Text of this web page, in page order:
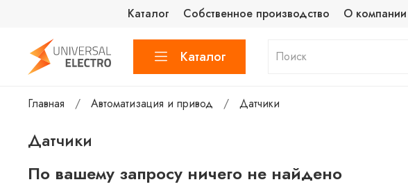
Каталог Собственное производство О компании
Каталог
Главная Автоматизация и привод Датчики
Датчики
По вашему запросу ничего не найдено